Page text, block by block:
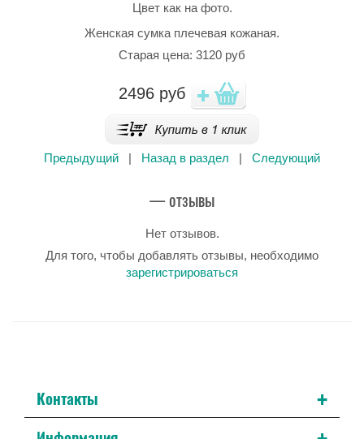
Цвет как на фото.
Женская сумка плечевая кожаная.
Старая цена: 3120 руб
2496руб
Предыдущий | Назад в раздел | Следующий
— отзывы
Нет отзывов.
Для того, чтобы добавлять отзывы, необходимо
зарегистрироваться
Контакты +